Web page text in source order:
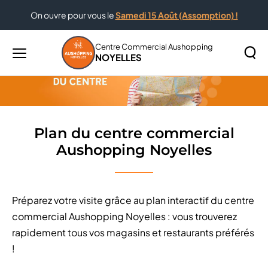
On ouvre pour vous leSamedi 15 Août (Assomption) !
Menu
principal
Centre Commercial Aushopping
NOYELLES
Rechercher
la
Accueil Plan du centre commercial Aushopping Noyelles
Plan du centre commercial
Aushopping Noyelles
Préparez votre visite grâce au plan interactif du centre
commercial Aushopping Noyelles : vous trouverez
rapidement tous vos magasins et restaurants préférés
!